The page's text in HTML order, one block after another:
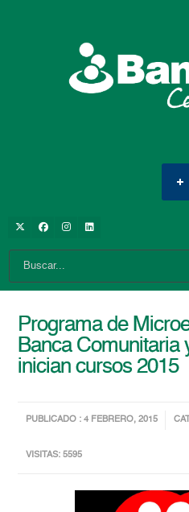
Programa de
Banca Comunitaria
inician cursos 2015
PUBLICADO : 4 FEBRERO, 2015
VISITAS: 5595